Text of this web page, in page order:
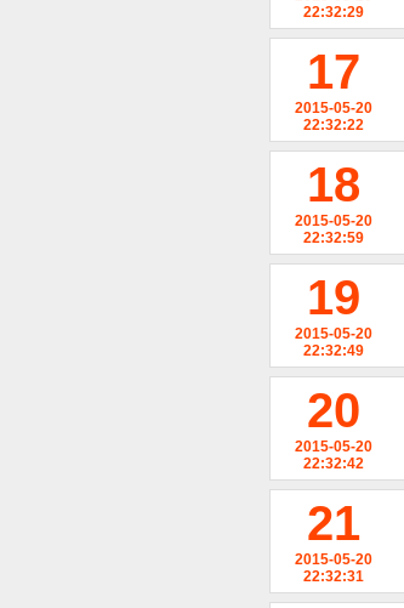
22:32:29
17
2015-05-20
22:32:22
18
2015-05-20
22:32:59
19
2015-05-20
22:32:49
20
2015-05-20
22:32:42
21
2015-05-20
22:32:31